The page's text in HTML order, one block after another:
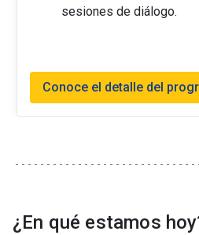
sesiones de diálogo.
Conoce el detalle del
¿En qué estamos